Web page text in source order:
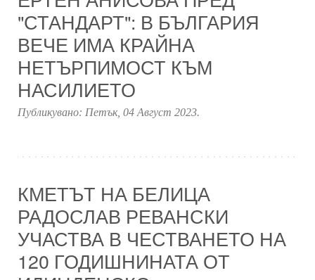
"СТАНДАРТ": В БЪЛГАРИЯ
ВЕЧЕ ИМА КРАЙНА
НЕТЪРПИМОСТ КЪМ
НАСИЛИЕТО
Публикувано: Петък, 04 Август 2023.
КМЕТЪТ НА БЕЛИЦА
РАДОСЛАВ РЕВАНСКИ
УЧАСТВА В ЧЕСТВАНЕТО НА
120 ГОДИШНИНАТА ОТ